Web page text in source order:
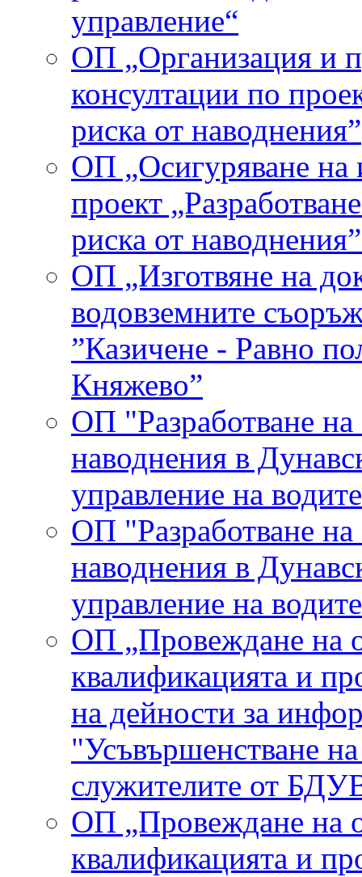
управление“
ОП „Организация и
консултации по
риска от наводнения”
ОП „Осигуряване на
проект
риска от
ОП „Изготвяне на
водовземните
”Казичене - Равно
Княжево”
ОП "Разработване на
наводнения в
управление на
ОП "Разработване на
наводнения в
управление на
ОП „Провеждане на
квалификацията и
на дейности за
"Усъвършенстване
служителите от
ОП „Провеждане на
квалификацията и